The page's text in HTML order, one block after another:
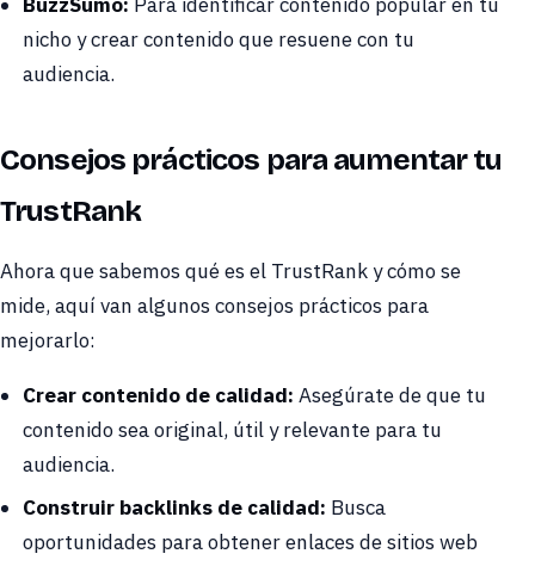
nicho y crear contenido que resuene con tu
audiencia.
Consejos prácticos para aumentar tu
TrustRank
Ahora que sabemos qué es el TrustRank y cómo se
mide, aquí van algunos consejos prácticos para
mejorarlo:
Crear contenido de calidad: Asegúrate de que tu
contenido sea original, útil y relevante para tu
audiencia.
Construir backlinks de calidad: Busca
oportunidades para obtener enlaces de sitios web